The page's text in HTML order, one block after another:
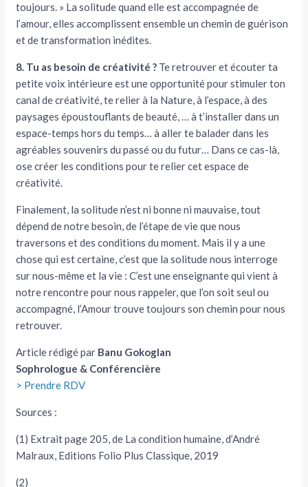
toujours. » La solitude quand elle est accompagnée de
l’amour, elles accomplissent ensemble un chemin de guérison
et de transformation inédites.
8. Tu as besoin de créativité ? Te retrouver et écouter ta
petite voix intérieure est une opportunité pour stimuler ton
canal de créativité, te relier à la Nature, à l’espace, à des
paysages époustouflants de beauté, … à t’installer dans un
espace-temps hors du temps… à aller te balader dans les
agréables souvenirs du passé ou du futur… Dans ce cas-là,
ose créer les conditions pour te relier cet espace de
créativité.
Finalement, la solitude n’est ni bonne ni mauvaise, tout
dépend de notre besoin, de l’étape de vie que nous
traversons et des conditions du moment. Mais il y a une
chose qui est certaine, c’est que la solitude nous interroge
sur nous-même et la vie : C’est une enseignante qui vient à
notre rencontre pour nous rappeler, que l’on soit seul ou
accompagné, l’Amour trouve toujours son chemin pour nous
retrouver.
Article rédigé par Banu Gokoglan
Sophrologue & Conférencière
> Prendre RDV
Sources :
(1) Extrait page 205, de La condition humaine, d’André
Malraux, Editions Folio Plus Classique, 2019
(2)